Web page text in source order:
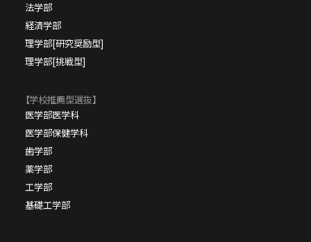
法学部
経済学部
理学部[研究奨励型]
理学部[挑戦型]
【学校推薦型選抜】
医学部医学科
医学部保健学科
歯学部
薬学部
工学部
基礎工学部